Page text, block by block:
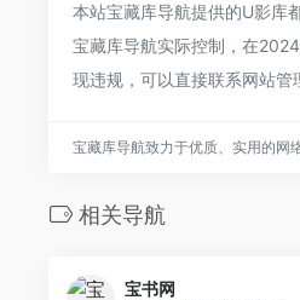
本站宝藏库导航提供的U影库
宝藏库导航实际控制，在
现违规，可以直接联系网站管
宝藏库导航致力于优质、实用的网
相关导航
宝书网